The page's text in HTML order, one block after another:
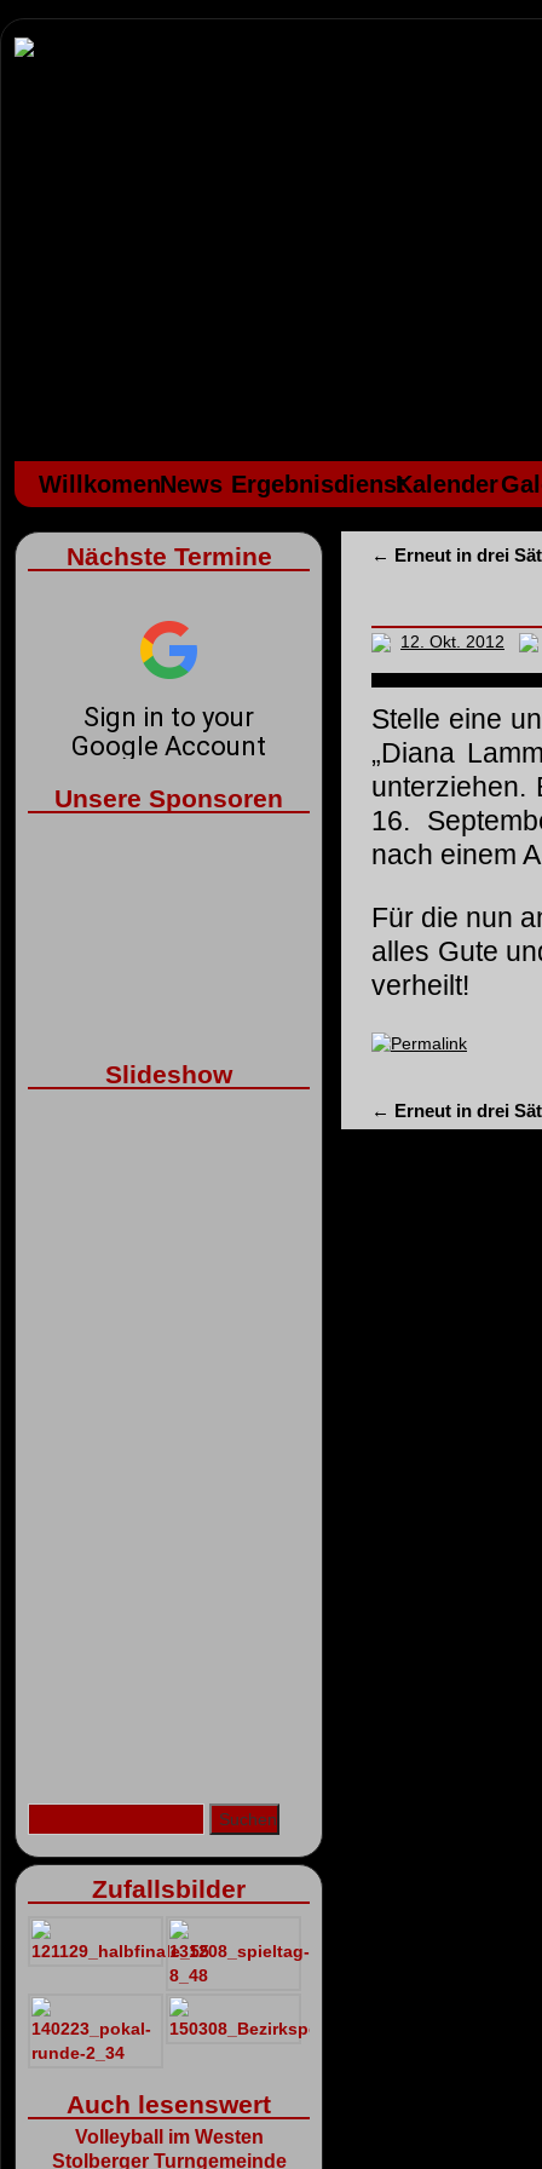
WillkomenNews ErgebnisdienstKalender
← Erneut in drei
12. Okt. 2012
Stelle eine
„Diana
unterziehen.
16.
nach einem
Für die nun
alles Gute
verheilt!
Permalink
← Erneut in drei
Nächste Termine
Unsere Sponsoren
Slideshow
Zufallsbilder
Auch lesenswert
Volleyball im Westen
Stolberger Turngemeinde